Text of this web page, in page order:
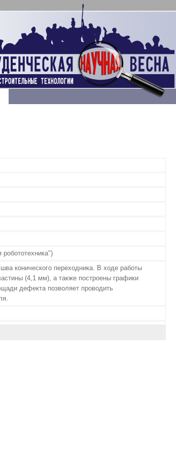
конического переходника. В ходе работы
(4,1 мм), а также построены графики
дефекта позволяет проводить